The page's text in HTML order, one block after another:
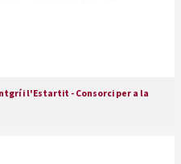
i l'Estartit - Consorci per a la